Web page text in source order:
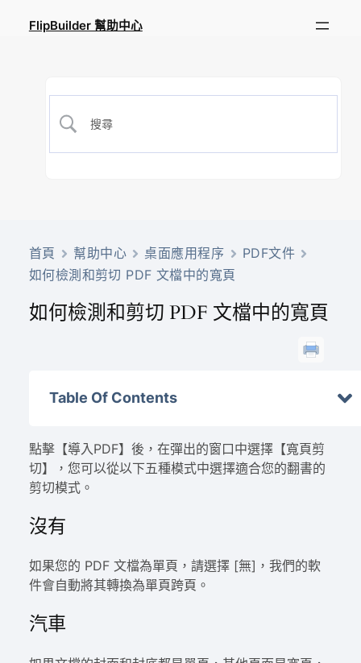
FlipBuilder 幫助中心
首頁 幫助中心 桌面應用程序
PDF文件
如何檢測和剪切 PDF 文檔中的寬頁
如何檢測和剪切 PDF 文檔中的寬頁
Table Of Contents
點擊【導入PDF】後，在彈出的窗口中選擇【寬頁剪
切】，您可以從以下五種模式中選擇適合您的翻書的
剪切模式。
沒有
如果您的 PDF 文檔為單頁，請選擇 [無]，我們的軟
件會自動將其轉換為單頁跨頁。
汽車